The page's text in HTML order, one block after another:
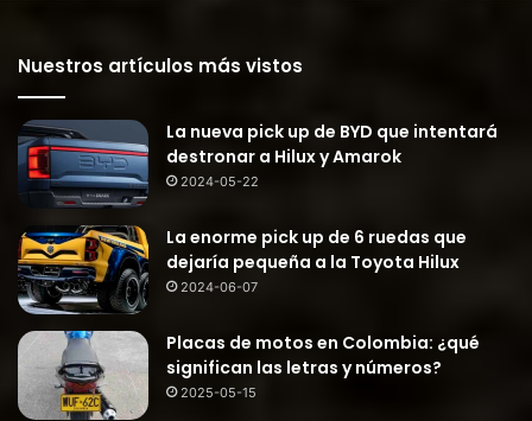
Nuestros artículos más vistos
La nueva pick up de BYD que intentará
destronar a Hilux y Amarok
2024-05-22
La enorme pick up de 6 ruedas que
dejaría pequeña a la Toyota Hilux
2024-06-07
Placas de motos en Colombia: ¿qué
significan las letras y números?
2025-05-15